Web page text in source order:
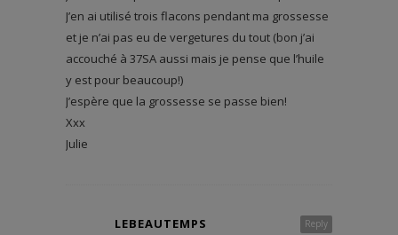
J’en ai utilisé trois flacons pendant ma grossesse
et je n’ai pas eu de vergetures du tout (bon j’ai
accouché à 37SA aussi mais je pense que l’huile
y est pour beaucoup!)
J’espère que la grossesse se passe bien!
Xxx
Julie
Reply
LEBEAUTEMPS